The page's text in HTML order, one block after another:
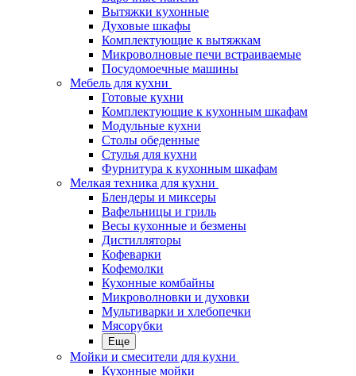
Вытяжки кухонные
Духовые шкафы
Комплектующие к вытяжкам
Микроволновые печи встраиваемые
Посудомоечные машины
Мебель для кухни
Готовые кухни
Комплектующие к кухонным шкафам
Модульные кухни
Столы обеденные
Стулья для кухни
Фурнитура к кухонным шкафам
Мелкая техника для кухни
Блендеры и миксеры
Вафельницы и гриль
Весы кухонные и безмены
Дистилляторы
Кофеварки
Кофемолки
Кухонные комбайны
Микроволновки и духовки
Мультиварки и хлебопечки
Мясорубки
Еще
Мойки и смесители для кухни
Кухонные мойки